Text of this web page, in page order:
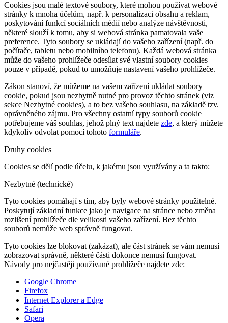
Cookies jsou malé textové soubory, které mohou používat webové
stránky k mnoha účelům, např. k personalizaci obsahu a reklam,
poskytování funkcí sociálních médií nebo analýze návštěvnosti,
některé slouží k tomu, aby si webová stránka pamatovala vaše
preference. Tyto soubory se ukládají do vašeho zařízení (např. do
počítače, tabletu nebo mobilního telefonu). Každá webová stránka
může do vašeho prohlížeče odesílat své vlastní soubory cookies
pouze v případě, pokud to umožňuje nastavení vašeho prohlížeče.
Zákon stanoví, že můžeme na vašem zařízení ukládat soubory
cookie, pokud jsou nezbytně nutné pro provoz těchto stránek (viz
sekce Nezbytné cookies), a to bez vašeho souhlasu, na základě tzv.
oprávněného zájmu. Pro všechny ostatní typy souborů cookie
potřebujeme váš souhlas, jehož plný text najdete zde, a který můžete
kdykoliv odvolat pomocí tohoto formuláře.
Druhy cookies
Cookies se dělí podle účelu, k jakému jsou využívány a ta takto:
Nezbytné (technické)
Tyto cookies pomáhají s tím, aby byly webové stránky použitelné.
Poskytují základní funkce jako je navigace na stránce nebo změna
rozlišení prohlížeče dle velikosti vašeho zařízení. Bez těchto
souborů nemůže web správně fungovat.
Tyto cookies lze blokovat (zakázat), ale část stránek se vám nemusí
zobrazovat správně, některé části dokonce nemusí fungovat.
Návody pro nejčastěji používané prohlížeče najdete zde:
Google Chrome
Firefox
Internet Explorer a Edge
Safari
Opera